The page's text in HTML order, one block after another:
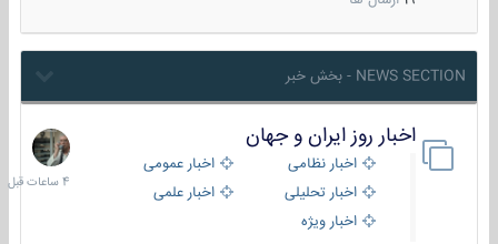
NEWS SECTION - بخش خبر
اخبار روز ایران و جهان
اخبار نظامی
اخبار عمومی
اخبار تحلیلی
اخبار علمی
اخبار ویژه
4
ساعات
قبل